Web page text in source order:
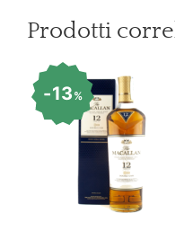
Prodotti
13%